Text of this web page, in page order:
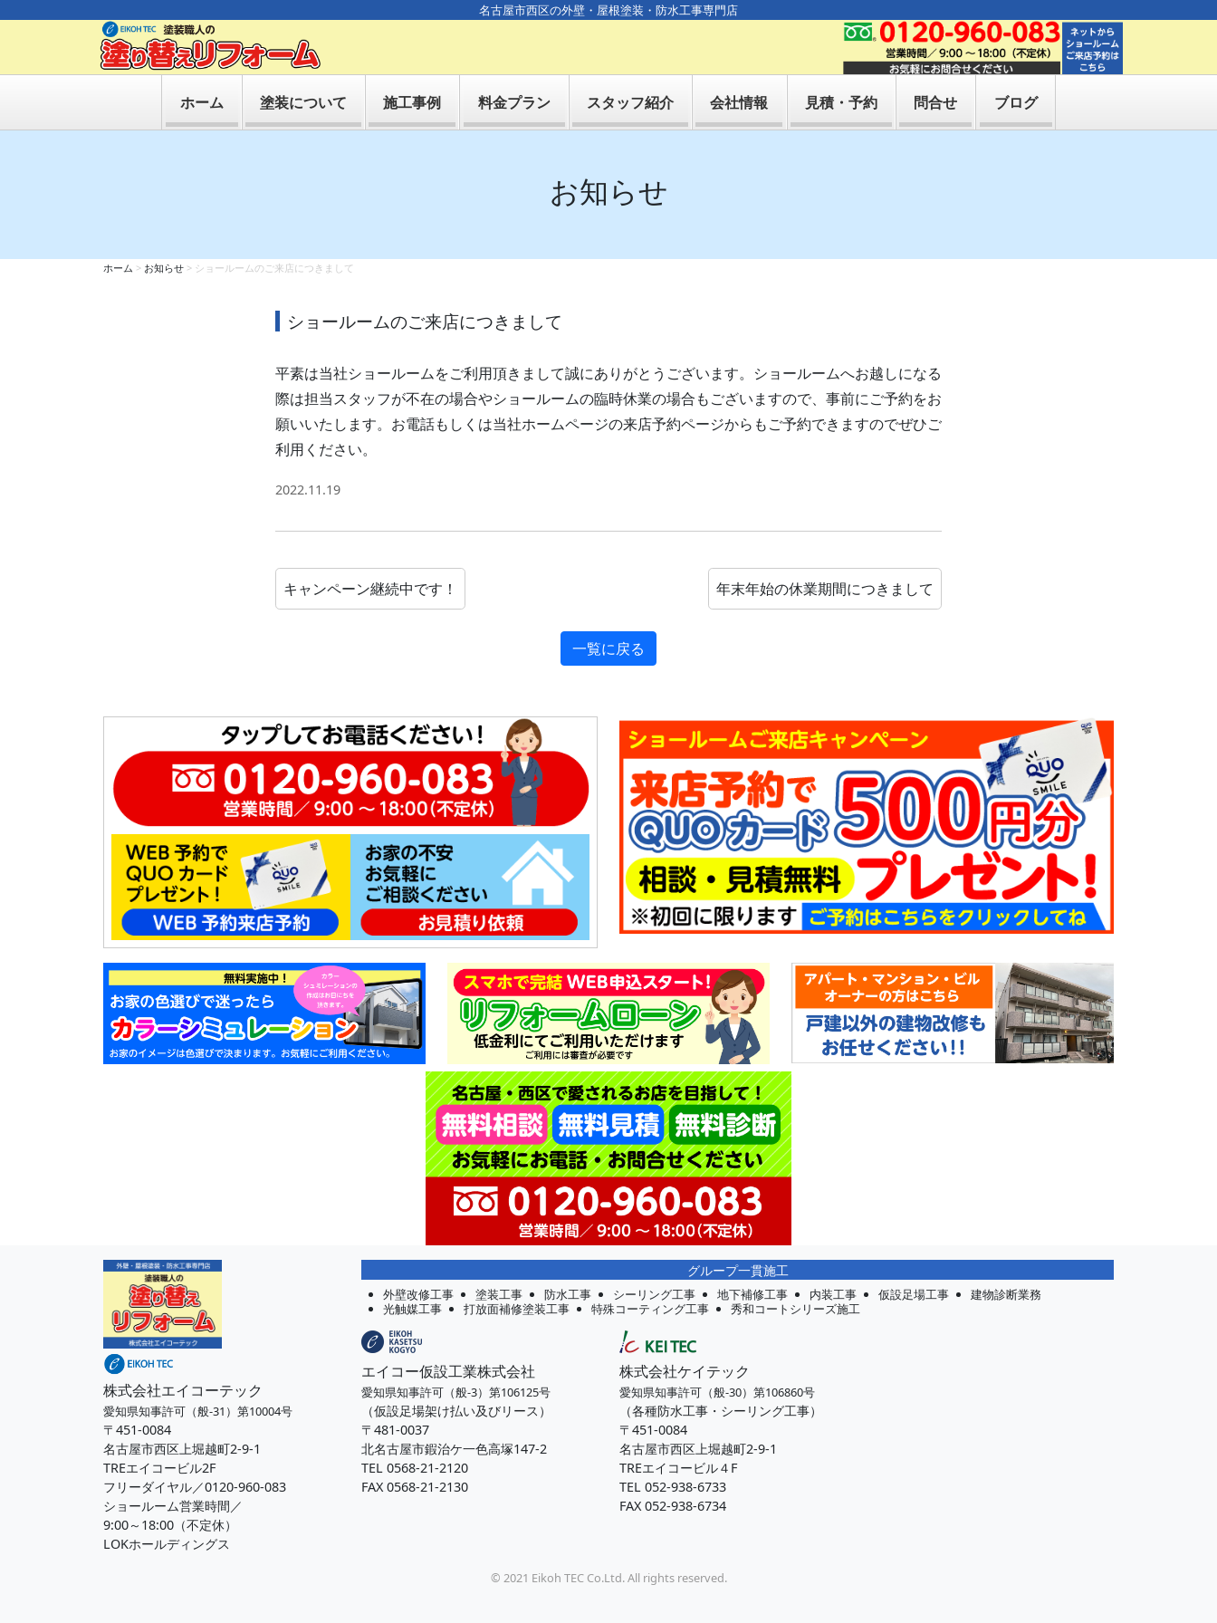
名古屋市西区の外壁・屋根塗装・防水工事専門店
ホーム 塗装について 施工事例 料金プラン スタッフ紹介 会社情報 見積・予約 問合せ ブログ
お知らせ
ホーム > お知らせ > ショールームのご来店につきまして
ショールームのご来店につきまして
平素は当社ショールームをご利用頂きまして誠にありがとうございます。ショールームへお越しになる
際は担当スタッフが不在の場合やショールームの臨時休業の場合もございますので、事前にご予約をお
願いいたします。お電話もしくは当社ホームページの来店予約ページからもご予約できますのでぜひご
利用ください。
2022.11.19
キャンペーン継続中です！ 年末年始の休業期間につきまして
一覧に戻る
株式会社エイコーテック
愛知県知事許可（般-31）第10004号
〒451-0084
名古屋市西区上堀越町2-9-1
TREエイコービル2F
フリーダイヤル／0120-960-083
ショールーム営業時間／
9:00～18:00（不定休）
LOKホールディングス
グループ一貫施工
外壁改修工事 塗装工事 防水工事 シーリング工事 地下補修工事 内装工事 仮設足場工事
建物診断業務
光触媒工事
打放面補修塗装工事 特殊コーティング工事 秀和コートシリーズ施工
エイコー仮設工業株式会社
愛知県知事許可（般-3）第106125号
（仮設足場架け払い及びリース）
〒481-0037
北名古屋市鍜治ケ一色高塚147-2
TEL 0568-21-2120
FAX 0568-21-2130
株式会社ケイテック
愛知県知事許可（般-30）第106860号
（各種防水工事・シーリング工事）
〒451-0084
名古屋市西区上堀越町2-9-1
TREエイコービル４F
TEL 052-938-6733
FAX 052-938-6734
© 2021 Eikoh TEC Co.Ltd. All rights reserved.